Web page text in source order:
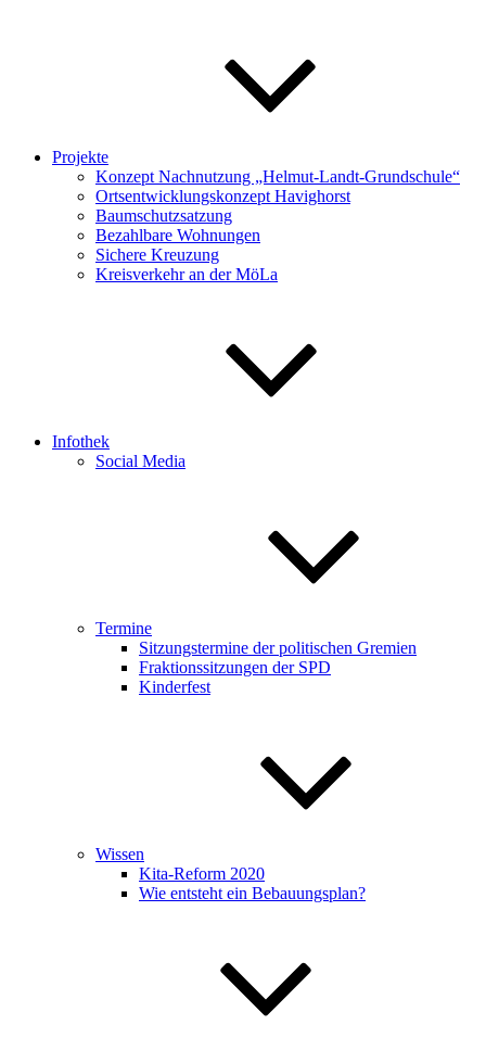
Projekte
Konzept Nachnutzung „Helmut-Landt-Grundschule“
Ortsentwicklungskonzept Havighorst
Baumschutzsatzung
Bezahlbare Wohnungen
Sichere Kreuzung
Kreisverkehr an der MöLa
Infothek
Social Media
Termine
Sitzungstermine der politischen Gremien
Fraktionssitzungen der SPD
Kinderfest
Wissen
Kita-Reform 2020
Wie entsteht ein Bebauungsplan?